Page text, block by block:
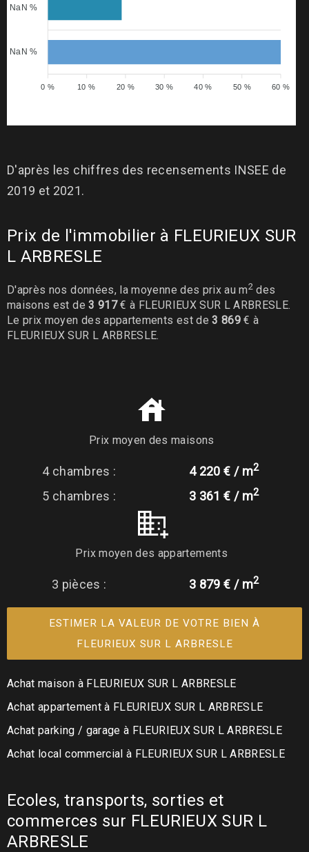
NaN %
NaN %
60 %
50 %
40 %
30 %
20 %
10 %
0 %
D'après les chiffres des recensements INSEE de
2019 et 2021.
Prix de l'immobilier à FLEURIEUX SUR
L ARBRESLE
D'après nos données, la moyenne des prix au m2 des
maisons est de3 917€ à FLEURIEUX SUR L ARBRESLE.
Le prix moyen des appartements est de3 869 € à
FLEURIEUX SUR L ARBRESLE.
Prix moyen des maisons
4 chambres : 4 220 € / m2
5 chambres : 3 361 € / m2
Prix moyen des appartements
3 pièces : 3 879 € / m2
ESTIMER LA VALEUR DE VOTRE BIEN À
FLEURIEUX SUR L ARBRESLE
Achat maison à FLEURIEUX SUR L ARBRESLE
Achat appartement à FLEURIEUX SUR L ARBRESLE
Achat parking / garage à FLEURIEUX SUR L ARBRESLE
Achat local commercial à FLEURIEUX SUR L ARBRESLE
Ecoles, transports, sorties et
commerces sur FLEURIEUX SUR L
ARBRESLE